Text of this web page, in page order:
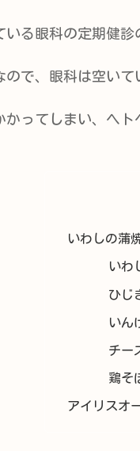
る眼科の定期健診
ので、眼科は空いて
かってしまい、ヘト
いわしの蒲
いわ
ひじ
いん
チー
鶏そ
アイリスオ